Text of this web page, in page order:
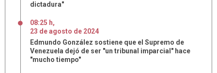
dictadura"
08:25 h,
23 deagosto de 2024
Edmundo González sostiene que el Supremo de
Venezuela dejó de ser "un tribunal imparcial" hace
"mucho tiempo"